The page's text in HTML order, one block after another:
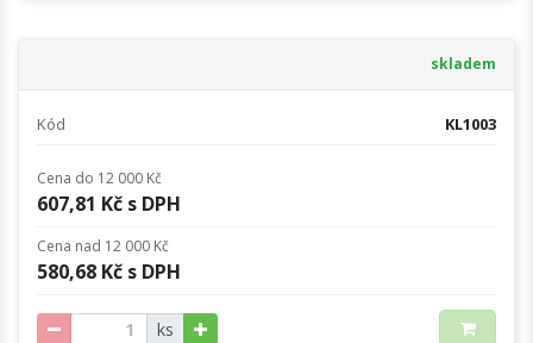
skladem
Kód KL1003
Cena do 12 000 Kč
607,81 Kč s DPH
Cena nad 12 000 Kč
580,68 Kč s DPH
ks